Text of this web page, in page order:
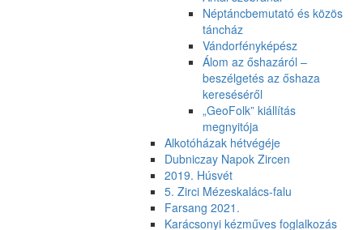
Néptáncbemutató és közös
táncház
Vándorfényképész
Álom az őshazáról –
beszélgetés az őshaza
kereséséről
„GeoFolk” kiállítás
megnyitója
Alkotóházak hétvégéje
Dubniczay Napok Zircen
2019. Húsvét
5. Zirci Mézeskalács-falu
Farsang 2021.
Karácsonyi kézműves foglalkozás